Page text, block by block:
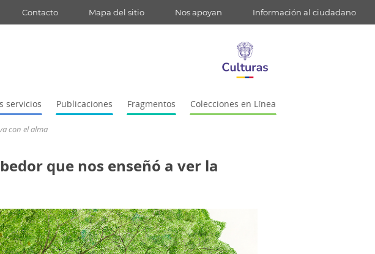
Contacto Mapa del sitio Nos apoyan Información al ciudadano
servicios Publicaciones Fragmentos Colecciones en Línea
con el alma
que nos enseñó a ver la